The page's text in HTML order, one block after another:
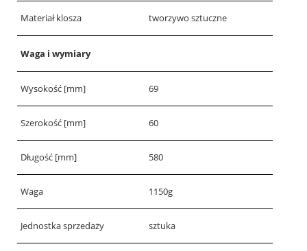
Materiał klosza tworzywo sztuczne
Waga i wymiary
Wysokość [mm] 69
Szerokość [mm] 60
Długość [mm] 580
Waga 1150g
Jednostka sprzedaży sztuka